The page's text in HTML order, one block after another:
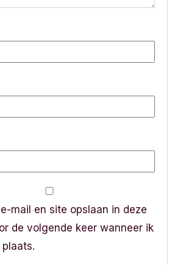
mail en site opslaan in deze
de volgende keer wanneer ik